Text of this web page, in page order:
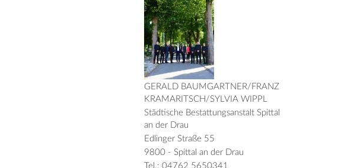
GERALD BAUMGARTNER/FRANZ
KRAMARITSCH/SYLVIA WIPPL
Städtische Bestattungsanstalt Spittal
an der Drau
Edlinger Straße 55
9800 - Spittal an der Drau
Tel.: 04762 5650341